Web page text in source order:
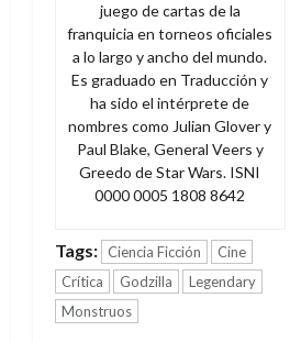
juego de cartas de la
franquicia en torneos oficiales
a lo largo y ancho del mundo.
Es graduado en Traducción y
ha sido el intérprete de
nombres como Julian Glover y
Paul Blake, General Veers y
Greedo de Star Wars. ISNI
0000 0005 1808 8642
Tags: Ciencia Ficción
Cine
Crítica
Godzilla
Legendary
Monstruos